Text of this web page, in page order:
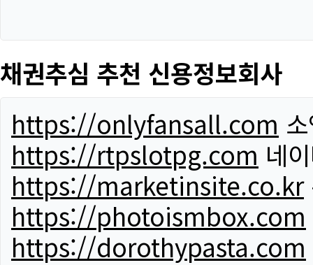
채권추심 추천 신용정보회사
https://onlyfansall.com
https://rtpslotpg.com 네
https://marketinsite.co.kr
https://photoismbox.com
https://dorothypasta.com